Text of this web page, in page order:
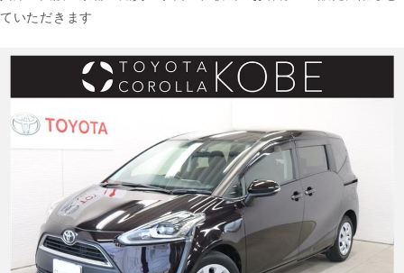
ていただきます